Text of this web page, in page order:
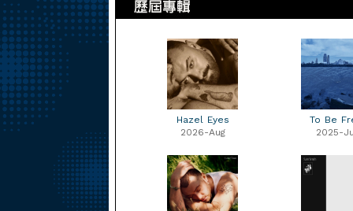
Hazel Eyes
2026-Aug
To Be
2025-